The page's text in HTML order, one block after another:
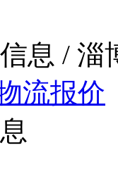
息 / 淄
流报价